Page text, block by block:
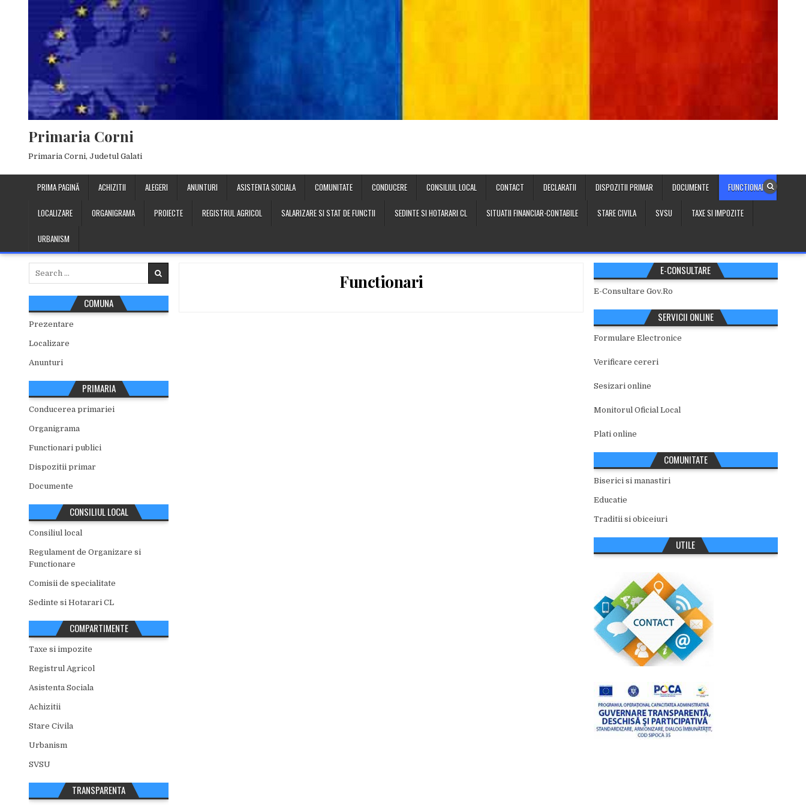
Primaria Corni
Primaria Corni, Judetul Galati
PRIMA PAGINĂ ACHIZITII ALEGERI ANUNTURI ASISTENTA SOCIALA COMUNITATE CONDUCERE CONSILIUL LOCAL CONTACT DECLARATII DISPOZITII PRIMAR DOCUMENTE FUNCTIONARI
LOCALIZARE ORGANIGRAMA PROIECTE REGISTRUL AGRICOL SALARIZARE SI STAT DE FUNCTII SEDINTE SI HOTARARI CL SITUATII FINANCIAR-CONTABILE STARE CIVILA SVSU TAXE SI IMPOZITE
URBANISM
Functionari
COMUNA
Prezentare
Localizare
Anunturi
PRIMARIA
Conducerea primariei
Organigrama
Functionari publici
Dispozitii primar
Documente
CONSILIUL LOCAL
Consiliul local
Regulament de Organizare si
Functionare
Comisii de specialitate
Sedinte si Hotarari CL
COMPARTIMENTE
Taxe si impozite
Registrul Agricol
Asistenta Sociala
Achizitii
Stare Civila
Urbanism
SVSU
TRANSPARENTA
E-CONSULTARE
E-Consultare Gov.Ro
SERVICII ONLINE
Formulare Electronice
Verificare cereri
Sesizari online
Monitorul Oficial Local
Plati online
COMUNITATE
Biserici si manastiri
Educatie
Traditii si obiceiuri
UTILE